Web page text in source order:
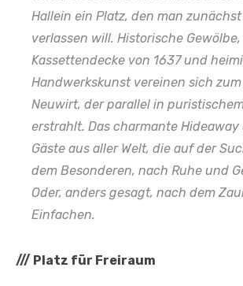
Hallein ein Platz, den man
verlassen will. Historische
Kassettendecke von 1637 und
Handwerkskunst vereinen sich
Neuwirt, der parallel in
erstrahlt. Das charmante
Gäste aus aller Welt, die auf der
dem Besonderen, nach Ruhe und
Oder, anders gesagt, nach dem
Einfachen.
/// Platz für Freiraum